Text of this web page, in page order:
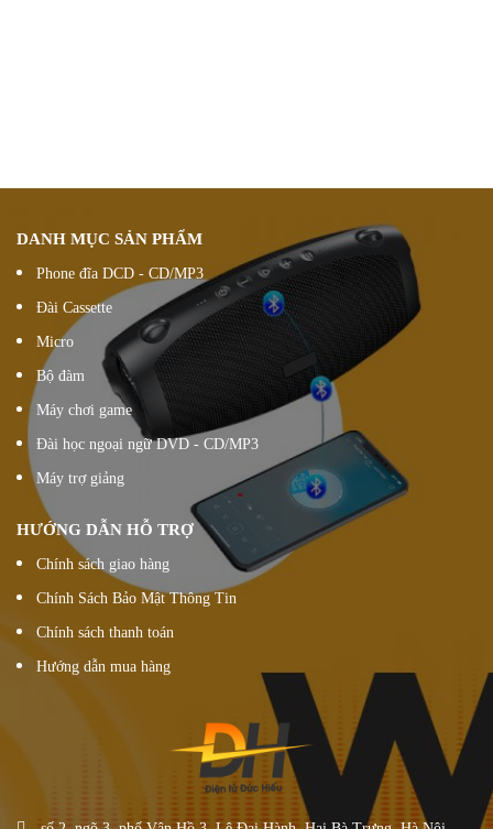
DANH MỤC SẢN PHẨM
Phone đĩa DCD - CD/MP3
Đài Cassette
Micro
Bộ đàm
Máy chơi game
Đài học ngoại ngữ DVD - CD/MP3
Máy trợ giảng
HƯỚNG DẪN HỖ TRỢ
Chính sách giao hàng
Chính Sách Bảo Mật Thông Tin
Chính sách thanh toán
Hướng dẫn mua hàng